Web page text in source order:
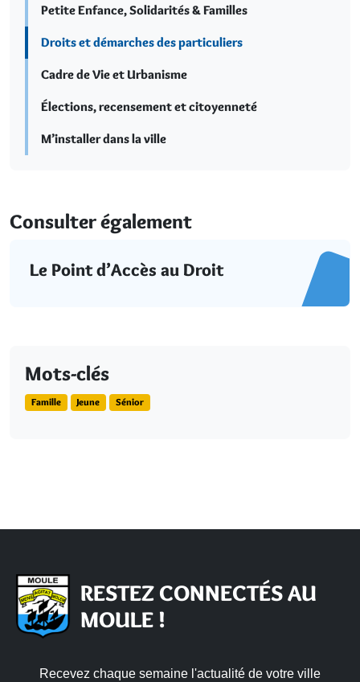
Petite Enfance, Solidarités & Familles
Droits et démarches des particuliers
Cadre de Vie et Urbanisme
Élections, recensement et citoyenneté
M’installer dans la ville
Consulter également
Le Point d’Accès au Droit
Mots-clés
Famille Jeune Sénior
RESTEZ CONNECTÉS AU
MOULE !
Recevez chaque semaine l'actualité de votre ville